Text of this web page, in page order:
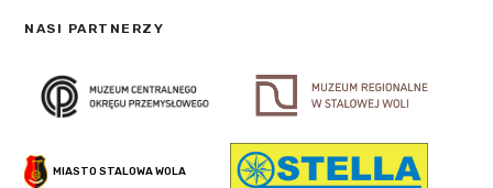
NASI PARTNERZY
MIASTO STALOWA WOLA